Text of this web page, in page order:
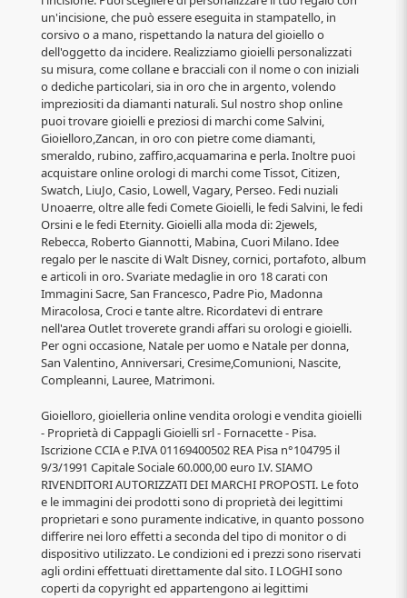
un'incisione, che può essere eseguita in stampatello, in
corsivo o a mano, rispettando la natura del gioiello o
dell'oggetto da incidere. Realizziamo gioielli personalizzati
su misura, come collane e bracciali con il nome o con iniziali
o dediche particolari, sia in oro che in argento, volendo
impreziositi da diamanti naturali. Sul nostro shop online
puoi trovare gioielli e preziosi di marchi come Salvini,
Gioielloro,Zancan, in oro con pietre come diamanti,
smeraldo, rubino, zaffiro,acquamarina e perla. Inoltre puoi
acquistare online orologi di marchi come Tissot, Citizen,
Swatch, LiuJo, Casio, Lowell, Vagary, Perseo. Fedi nuziali
Unoaerre, oltre alle fedi Comete Gioielli, le fedi Salvini, le fedi
Orsini e le fedi Eternity. Gioielli alla moda di: 2jewels,
Rebecca, Roberto Giannotti, Mabina, Cuori Milano. Idee
regalo per le nascite di Walt Disney, cornici, portafoto, album
e articoli in oro. Svariate medaglie in oro 18 carati con
Immagini Sacre, San Francesco, Padre Pio, Madonna
Miracolosa, Croci e tante altre. Ricordatevi di entrare
nell'area Outlet troverete grandi affari su orologi e gioielli.
Per ogni occasione, Natale per uomo e Natale per donna,
San Valentino, Anniversari, Cresime,Comunioni, Nascite,
Compleanni, Lauree, Matrimoni.
Gioielloro, gioielleria online vendita orologi e vendita gioielli
- Proprietà di Cappagli Gioielli srl - Fornacette - Pisa.
Iscrizione CCIA e P.IVA 01169400502 REA Pisa n°104795 il
9/3/1991 Capitale Sociale 60.000,00 euro I.V. SIAMO
RIVENDITORI AUTORIZZATI DEI MARCHI PROPOSTI. Le foto
e le immagini dei prodotti sono di proprietà dei legittimi
proprietari e sono puramente indicative, in quanto possono
differire nei loro effetti a seconda del tipo di monitor o di
dispositivo utilizzato. Le condizioni ed i prezzi sono riservati
agli ordini effettuati direttamente dal sito. I LOGHI sono
coperti da copyright ed appartengono ai legittimi